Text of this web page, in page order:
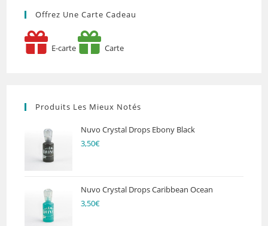
Offrez Une Carte Cadeau
E-carte Carte
Produits Les Mieux Notés
Nuvo Crystal Drops Ebony Black
3,50€
Nuvo Crystal Drops Caribbean Ocean
3,50€